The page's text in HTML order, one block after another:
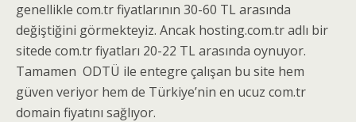
genellikle com.tr fiyatlarının 30-60 TL arasında
değiştiğini görmekteyiz. Ancak hosting.com.tr adlı bir
sitede com.tr fiyatları 20-22 TL arasında oynuyor.
Tamamen ODTÜ ile entegre çalışan bu site hem
güven veriyor hem de Türkiye’nin en ucuz com.tr
domain fiyatını sağlıyor.